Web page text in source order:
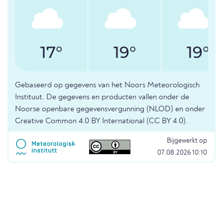
17° 19° 19°
Gebaseerd op gegevens van het Noors Meteorologisch
Instituut. De gegevens en producten vallen onder de
Noorse openbare gegevensvergunning (NLOD) en onder
Creative Common 4.0 BY International (CC BY 4.0).
Bijgewerkt op
07.08.2026 10:10